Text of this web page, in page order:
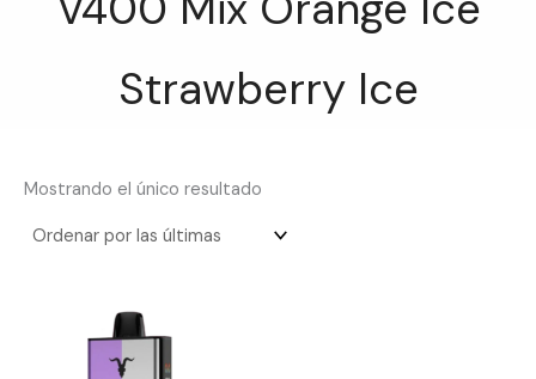
Strawberry Ice
Mostrando el único resultado